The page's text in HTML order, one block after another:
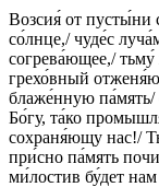
Возсия́ от пусты́ни
со́лнце,/ чуде́с
согрева́ющее,/
грехо́вный
блаже́нную па́мять/
Бо́гу, та́ко
сохраня́ющу нас!/
при́сно па́мять
ми́лостив бу́дет